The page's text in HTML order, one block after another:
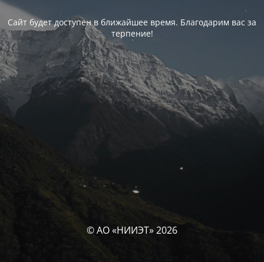
Сайт будет доступен в ближайшее время. Благодарим вас за
терпение!
© АО «НИИЭТ» 2026